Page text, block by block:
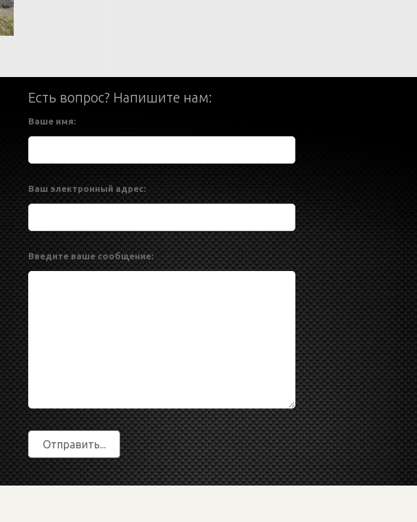
Есть вопрос? Напишите нам:
Ваше имя:
Ваш электронный адрес:
Введите ваше сообщение: